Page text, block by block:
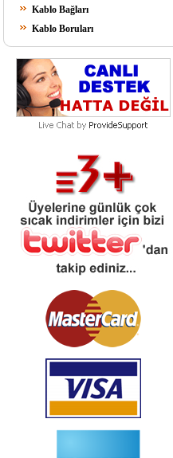
Kablo Bağları
Kablo Boruları